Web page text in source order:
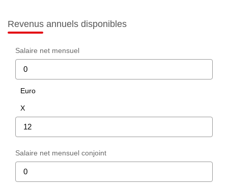
NOS AGENCES
Nos Offres D'emploi
Revenus annuels disponibles
Salaire net mensuel
Euro
X
Salaire net mensuel conjoint